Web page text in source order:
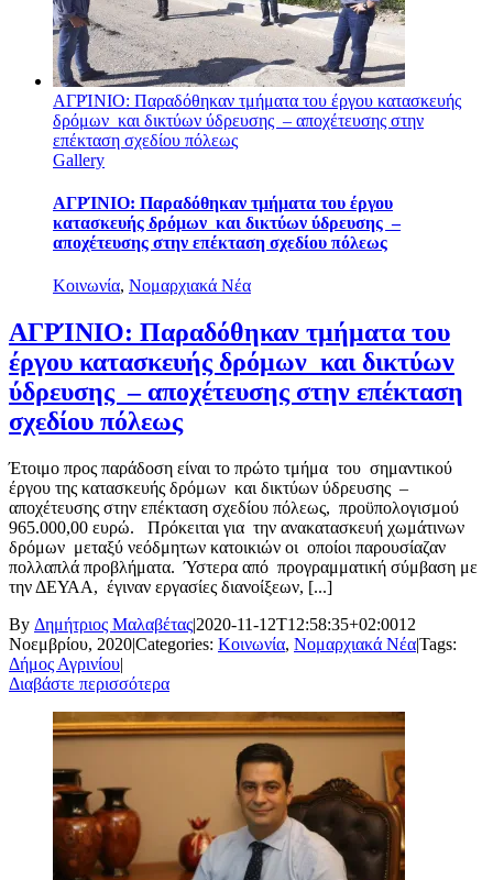
ΑΓΡΊΝΙΟ: Παραδόθηκαν τμήματα του έργου κατασκευής
δρόμων και δικτύων ύδρευσης – αποχέτευσης στην
επέκταση σχεδίου πόλεως
Gallery
ΑΓΡΊΝΙΟ: Παραδόθηκαν τμήματα του έργου
κατασκευής δρόμων και δικτύων ύδρευσης –
αποχέτευσης στην επέκταση σχεδίου πόλεως
Κοινωνία, Νομαρχιακά Νέα
ΑΓΡΊΝΙΟ: Παραδόθηκαν τμήματα του
έργου κατασκευής δρόμων και δικτύων
ύδρευσης – αποχέτευσης στην επέκταση
σχεδίου πόλεως
Έτοιμο προς παράδοση είναι το πρώτο τμήμα του σημαντικού
έργου της κατασκευής δρόμων και δικτύων ύδρευσης –
αποχέτευσης στην επέκταση σχεδίου πόλεως, προϋπολογισμού
965.000,00 ευρώ. Πρόκειται για την ανακατασκευή χωμάτινων
δρόμων μεταξύ νεόδμητων κατοικιών οι οποίοι παρουσίαζαν
πολλαπλά προβλήματα. Ύστερα από προγραμματική σύμβαση με
την ΔΕΥΑΑ, έγιναν εργασίες διανοίξεων, [...]
By Δημήτριος Μαλαβέτας|2020-11-12T12:58:35+02:0012
Νοεμβρίου, 2020|Categories: Κοινωνία, Νομαρχιακά Νέα|Tags:
Δήμος Αγρινίου|
Διαβάστε περισσότερα